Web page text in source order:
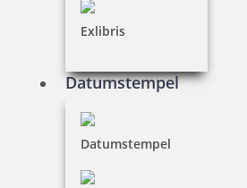
Exlibris
Datumstempel
Datumstempel